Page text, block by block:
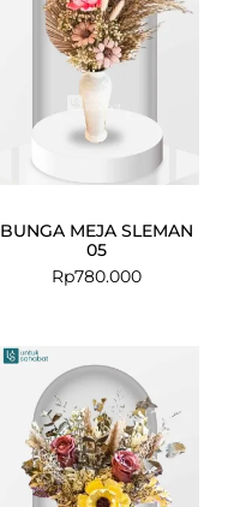
BUNGA MEJA SLEMAN
05
Rp780.000